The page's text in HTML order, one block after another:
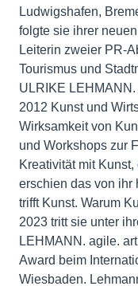
Ludwigshafen,
folgte sie ihrer
Leiterin zweier PR-
Tourismus und
ULRIKE
2012 Kunst und
Wirksamkeit von
und Workshops zur
Kreativität mit
erschien das von ihr
trifft Kunst. Warum
2023 tritt sie unter
LEHMANN. agile.
Award beim
Wiesbaden.